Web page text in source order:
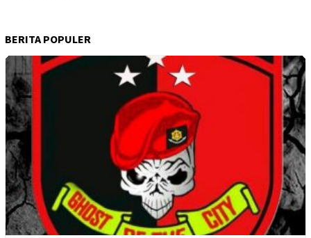
BERITA POPULER